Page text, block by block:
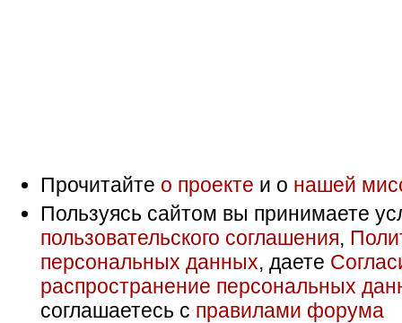
Прочитайте о проекте и о нашей
Пользуясь сайтом вы принимаете
пользовательского соглашения,
персональных данных, даете
распространение персональных
соглашаетесь с правилами форума